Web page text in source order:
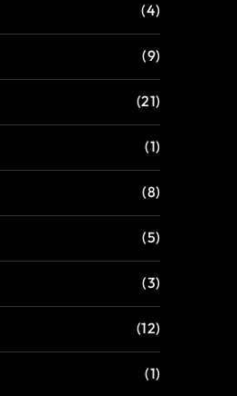
(4)
(9)
(21)
(1)
(8)
(5)
(3)
(12)
(1)